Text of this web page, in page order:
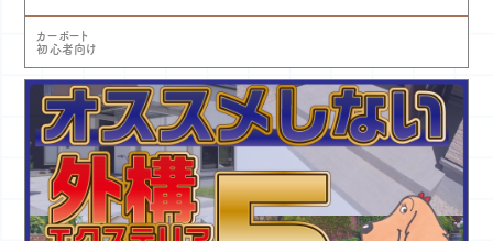
カーポート
初心者向け